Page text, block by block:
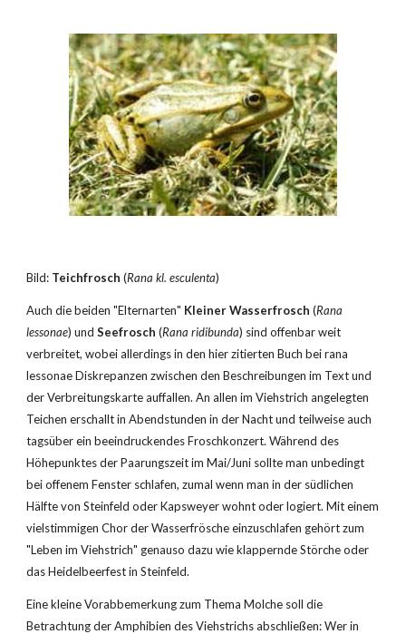
Bild: Teichfrosch (Rana kl. esculenta)
Auch die beiden "Elternarten" Kleiner Wasserfrosch (Rana
lessonae) und Seefrosch (Rana ridibunda) sind offenbar weit
verbreitet, wobei allerdings in den hier zitierten Buch bei rana
lessonae Diskrepanzen zwischen den Beschreibungen im Text und
der Verbreitungskarte auffallen. An allen im Viehstrich angelegten
Teichen erschallt in Abendstunden in der Nacht und teilweise auch
tagsüber ein beeindruckendes Froschkonzert. Während des
Höhepunktes der Paarungszeit im Mai/Juni sollte man unbedingt
bei offenem Fenster schlafen, zumal wenn man in der südlichen
Hälfte von Steinfeld oder Kapsweyer wohnt oder logiert. Mit einem
vielstimmigen Chor der Wasserfrösche einzuschlafen gehört zum
"Leben im Viehstrich" genauso dazu wie klappernde Störche oder
das Heidelbeerfest in Steinfeld.
Eine kleine Vorabbemerkung zum Thema Molche soll die
Betrachtung der Amphibien des Viehstrichs abschließen: Wer in